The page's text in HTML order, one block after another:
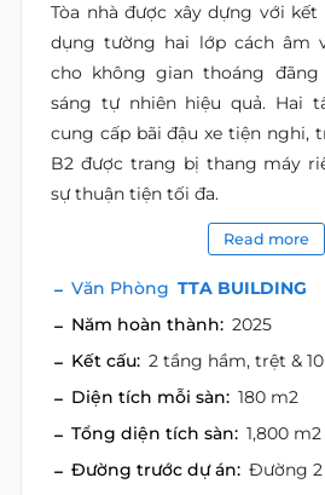
Tòa nhà được xây dựng với kết
dụng tường hai lớp cách âm
cho không gian thoáng
sáng tự nhiên hiệu quả. Hai
cung cấp bãi đậu xe tiện nghi,
B2 được trang bị thang máy
sự thuận tiện tối đa.
Read more
Văn Phòng TTA BUILDING
Năm hoàn thành: 2025
Kết cấu: 2 tầng hầm, trệt &
Diện tích mỗi sàn: 180 m2
Tổng diện tích sàn: 1,800 m2
Đường trước dự án: Đường 2